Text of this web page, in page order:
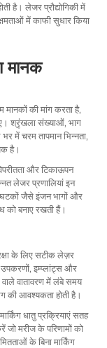
है। लेजर प्रौद्योगिकी में
में काफी सुधार किया
मानक
मानकों की मांग करता है,
श्रृंखला संख्याओं, भाग
में चरम तापमान भिन्नता,
है।
और टिकाऊपन
लेजर प्रणालियां इन
घटकों जैसे इंजन भागों और
को बनाए रखती हैं।
के लिए सटीक लेज़र
उपकरणों, इम्प्लांट्स और
वातावरण में लंबे समय
की आवश्यकता होती है।
धातु प्रक्रियाएं सतह
मरीज के परिणामों को
के बिना मार्किंग